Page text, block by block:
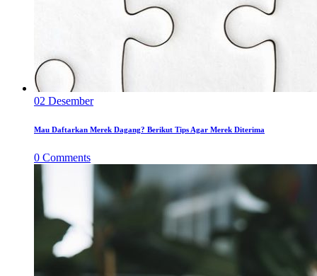
02 Desember
Mau Daftarkan Merek Dagang? Berikut Tips Agar Merek Diterima
0 Comments